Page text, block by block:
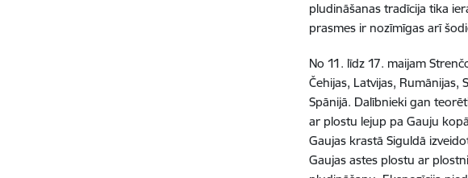
pludināšanas tradīcija tika
prasmes ir nozīmīgas arī
No 11. līdz 17. maijam
Čehijas, Latvijas, Rumānijas,
Spānijā. Dalībnieki gan
ar plostu lejup pa Gauju
Gaujas krastā Siguldā
Gaujas astes plostu ar